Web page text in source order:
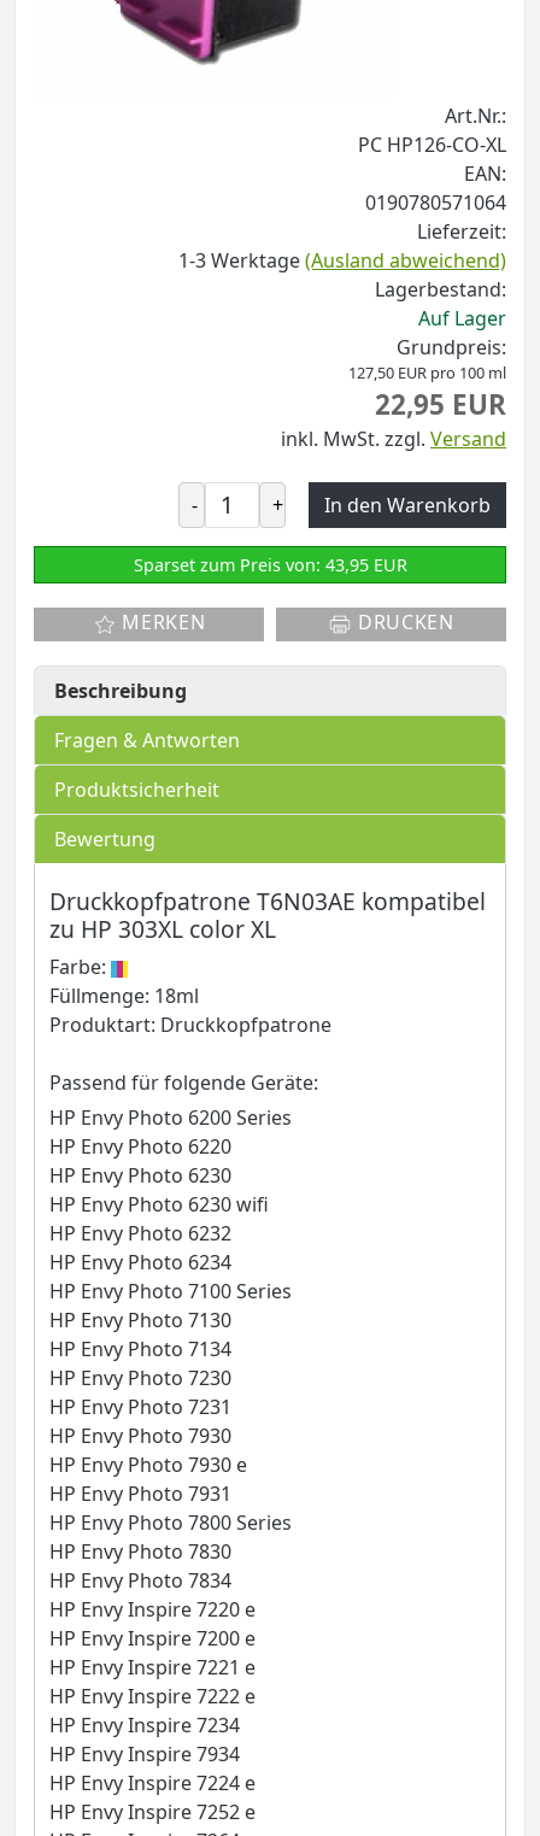
Art.Nr.:
PC HP126-CO-XL
EAN:
0190780571064
Lieferzeit:
1-3 Werktage(Ausland abweichend)
Lagerbestand:
Auf Lager
Grundpreis:
127,50 EUR pro 100 ml
22,95 EUR
inkl. MwSt. zzgl. Versand
- + In den Warenkorb
Sparset zum Preis von: 43,95 EUR
MERKEN DRUCKEN
Beschreibung
Fragen & Antworten
Produktsicherheit
Bewertung
Druckkopfpatrone T6N03AE kompatibel
zu HP 303XL color XL
Farbe:
Füllmenge: 18ml
Produktart: Druckkopfpatrone
Passend für folgende Geräte:
HP Envy Photo 6200 Series
HP Envy Photo 6220
HP Envy Photo 6230
HP Envy Photo 6230 wifi
HP Envy Photo 6232
HP Envy Photo 6234
HP Envy Photo 7100 Series
HP Envy Photo 7130
HP Envy Photo 7134
HP Envy Photo 7230
HP Envy Photo 7231
HP Envy Photo 7930
HP Envy Photo 7930 e
HP Envy Photo 7931
HP Envy Photo 7800 Series
HP Envy Photo 7830
HP Envy Photo 7834
HP Envy Inspire 7220 e
HP Envy Inspire 7200 e
HP Envy Inspire 7221 e
HP Envy Inspire 7222 e
HP Envy Inspire 7234
HP Envy Inspire 7934
HP Envy Inspire 7224 e
HP Envy Inspire 7252 e